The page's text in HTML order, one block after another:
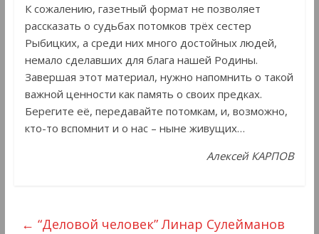
К сожалению, газетный формат не позволяет
рассказать о судьбах потомков трёх сестер
Рыбицких, а среди них много достойных людей,
немало сделавших для блага нашей Родины.
Завершая этот материал, нужно напомнить о такой
важной ценности как память о своих предках.
Берегите её, передавайте потомкам, и, возможно,
кто-то вспомнит и о нас – ныне живущих…
Алексей КАРПОВ
← “Деловой человек” Линар Сулейманов